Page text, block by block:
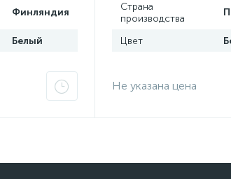
Финляндия
Белый
Страна
производства
Цвет
Не указана цена